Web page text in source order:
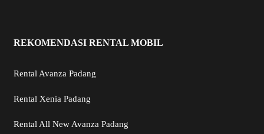
REKOMENDASI RENTAL MOBIL
Rental Avanza Padang
Rental Xenia Padang
Rental All New Avanza Padang